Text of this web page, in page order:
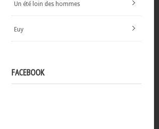
Un été loin des hommes
Euy
FACEBOOK